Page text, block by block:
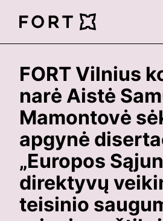
FortLegal
FORT Vilnius
narė Aistė
Mamontovė
apgynė
„Europos
direktyvų
teisinio